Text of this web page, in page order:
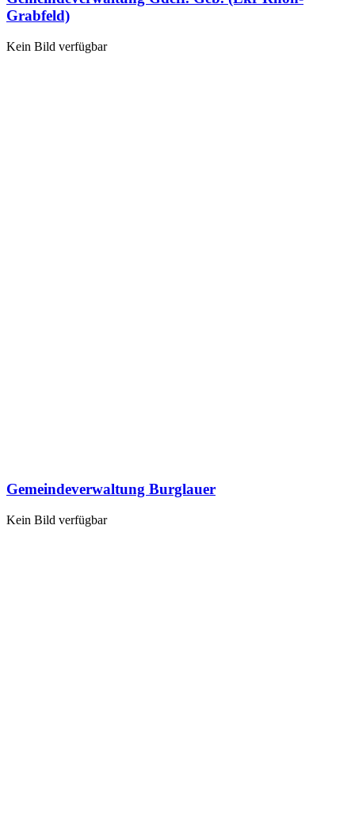
Grabfeld)
Kein Bild verfügbar
Gemeindeverwaltung Burglauer
Kein Bild verfügbar